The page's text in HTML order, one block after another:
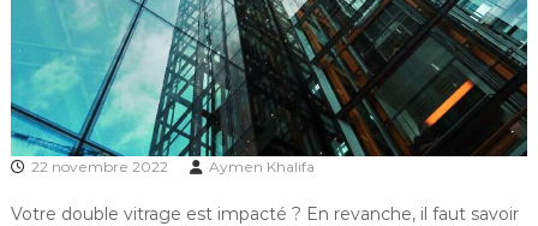
22 novembre 2022 Aymen Khalifa
Votre double vitrage est impacté ? En revanche, il faut savoir